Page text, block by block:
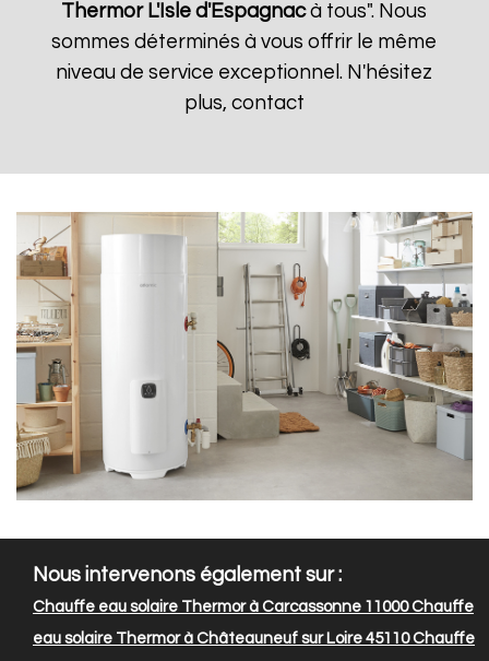
Thermor L'Isle d'Espagnacà tous". Nous
sommes déterminés à vous offrir le même
niveau de service exceptionnel. N'hésitez
plus, contact
Nous intervenons également sur :
Chauffe eau solaire Thermor à Carcassonne 11000Chauffe
eau solaire Thermor à Châteauneuf sur Loire 45110Chauffe